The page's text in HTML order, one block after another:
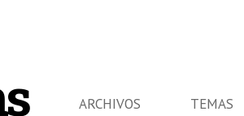
ARCHIVOS TEMAS